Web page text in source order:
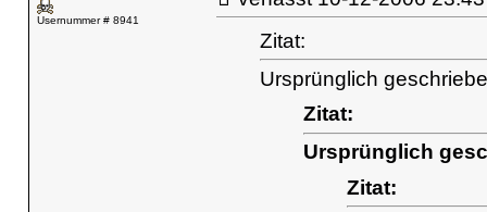
Usernummer # 8941
Zitat:
Ursprünglich
Zitat:
Ursprünglich
Zitat: